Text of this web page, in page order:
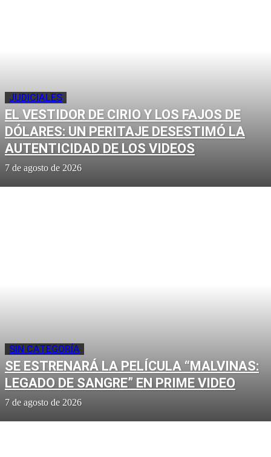
JUDICIALES
EL VESTIDOR DE CIRIO Y LOS FAJOS DE
DÓLARES: UN PERITAJE DESESTIMÓ LA
AUTENTICIDAD DE LOS VIDEOS
7 de agosto de 2026
SIN CATEGORÍA
SE ESTRENARÁ LA PELÍCULA “MALVINAS:
LEGADO DE SANGRE” EN PRIME VIDEO
7 de agosto de 2026